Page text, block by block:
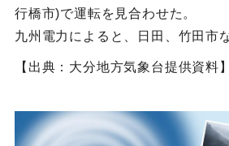
行橋市)で運転を見合わせた。
九州電力によると、日田、竹田市
【出典：大分地方気象台提供資料】